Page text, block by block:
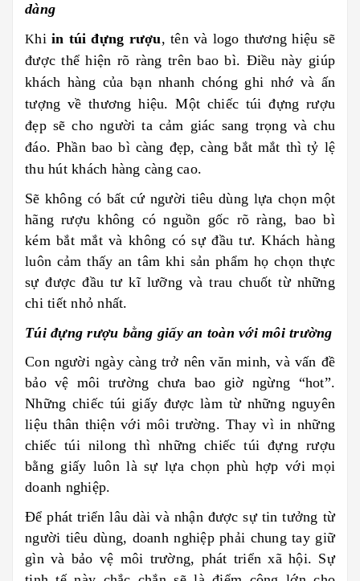
dàng
Khi in túi đựng rượu, tên và logo thương hiệu sẽ
được thể hiện rõ ràng trên bao bì. Điều này giúp
khách hàng của bạn nhanh chóng ghi nhớ và ấn
tượng về thương hiệu. Một chiếc túi đựng rượu
đẹp sẽ cho người ta cảm giác sang trọng và chu
đáo. Phần bao bì càng đẹp, càng bắt mắt thì tỷ lệ
thu hút khách hàng càng cao.
Sẽ không có bất cứ người tiêu dùng lựa chọn một
hãng rượu không có nguồn gốc rõ ràng, bao bì
kém bắt mắt và không có sự đầu tư. Khách hàng
luôn cảm thấy an tâm khi sản phẩm họ chọn thực
sự được đầu tư kĩ lưỡng và trau chuốt từ những
chi tiết nhỏ nhất.
Túi đựng rượu bằng giấy an toàn với môi trường
Con người ngày càng trở nên văn minh, và vấn đề
bảo vệ môi trường chưa bao giờ ngừng “hot”.
Những chiếc túi giấy được làm từ những nguyên
liệu thân thiện với môi trường. Thay vì in những
chiếc túi nilong thì những chiếc túi đựng rượu
bằng giấy luôn là sự lựa chọn phù hợp với mọi
doanh nghiệp.
Để phát triển lâu dài và nhận được sự tin tưởng từ
người tiêu dùng, doanh nghiệp phải chung tay giữ
gìn và bảo vệ môi trường, phát triển xã hội. Sự